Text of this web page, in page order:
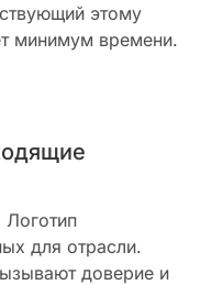
этому
минимум времени.
Логотип
для отрасли.
доверие и